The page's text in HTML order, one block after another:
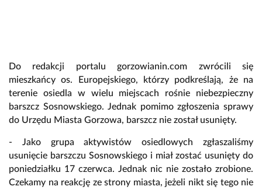
Do redakcji portalu gorzowianin.com zwrócili się
mieszkańcy os. Europejskiego, którzy podkreślają, że na
terenie osiedla w wielu miejscach rośnie niebezpieczny
barszcz Sosnowskiego. Jednak pomimo zgłoszenia sprawy
do Urzędu Miasta Gorzowa, barszcz nie został usunięty.
- Jako grupa aktywistów osiedlowych zgłaszaliśmy
usunięcie barszczu Sosnowskiego i miał zostać usunięty do
poniedziałku 17 czerwca. Jednak nic nie zostało zrobione.
Czekamy na reakcję ze strony miasta, jeżeli nikt się tego nie